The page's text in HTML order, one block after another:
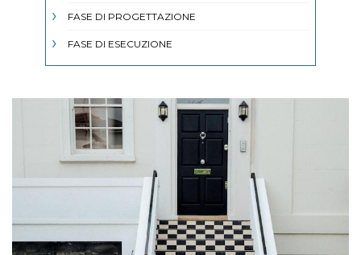
FASE DI PROGETTAZIONE
FASE DI ESECUZIONE